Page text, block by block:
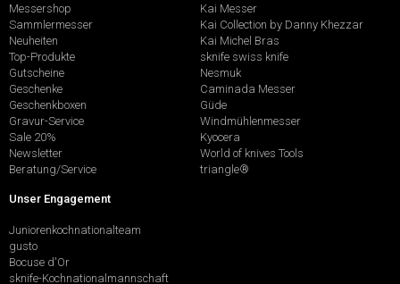
Messershop
Sammlermesser
Neuheiten
Top-Produkte
Gutscheine
Geschenke
Geschenkboxen
Gravur-Service
Sale 20%
Newsletter
Beratung/Service
Kai Messer
Kai Collection by Danny Khezzar
Kai Michel Bras
sknife swiss knife
Nesmuk
Caminada Messer
Güde
Windmühlenmesser
Kyocera
World of knives Tools
triangle®
Unser Engagement
Juniorenkochnationalteam
gusto
Bocuse d'Or
sknife-Kochnationalmannschaft